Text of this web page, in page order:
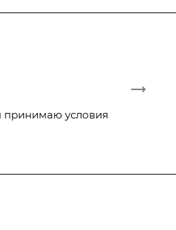
принимаю условия